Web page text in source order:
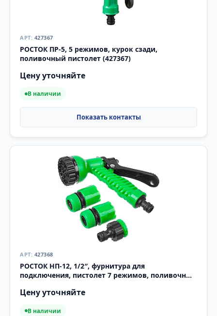
427367
РОСТОК ПР-5, 5 режимов, курок сзади,
поливочный пистолет (427367)
Цену уточняйте
В наличии
427368
РОСТОК НП-12, 1/2″, фурнитура для
подключения, пистолет 7 режимов, поливочный
Цену уточняйте
В наличии